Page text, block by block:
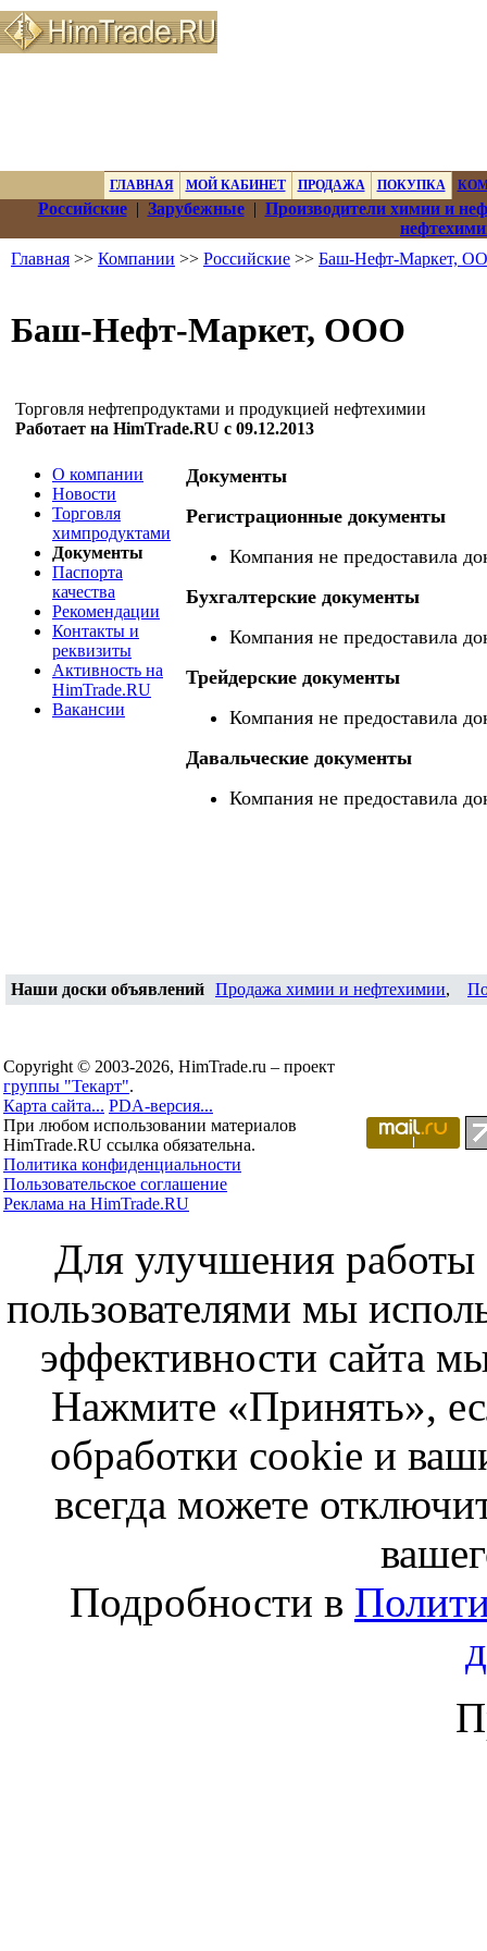
ГЛАВНАЯ МОЙ КАБИНЕТ ПРОДАЖА ПОКУПКА
Российские| Зарубежные| Производители химии и
Главная >> Компании >> Российские >> Баш-Нефт-Маркет,
Баш-Нефт-Маркет, ООО
Торговля нефтепродуктами и продукцией нефтехимии
Работает на HimTrade.RU с 09.12.2013
О компании
Новости
Торговля
химпродуктами
Документы
Паспорта
качества
Рекомендации
Контакты и
реквизиты
Активность на
HimTrade.RU
Вакансии
Документы
Регистрационные документы
Компания не предоставила
Бухгалтерские документы
Компания не предоставила
Трейдерские документы
Компания не предоставила
Давальческие документы
Компания не предоставила
Наши доски объявлений Продажа химии и нефтехимии,
Copyright © 2003-2026, HimTrade.ru – проект
группы "Текарт".
Карта сайта... PDA-версия...
При любом использовании материалов
HimTrade.RU ссылка обязательна.
Политика конфиденциальности
Пользовательское соглашение
Реклама на HimTrade.RU
Для улучшения работы
пользователями мы
эффективности сайта
Нажмите «Принять»,
обработки cookie и
всегда можете
Подробности в